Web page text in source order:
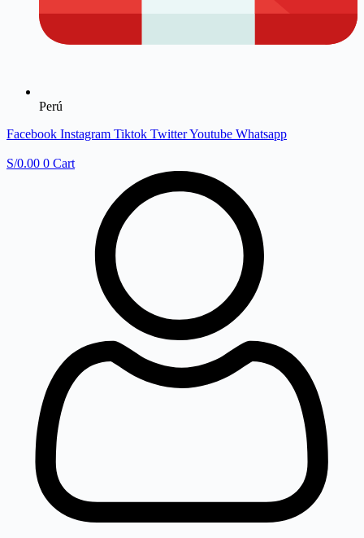
Perú
Facebook Instagram Tiktok TwitterYoutube Whatsapp
S/0.00 0 Cart